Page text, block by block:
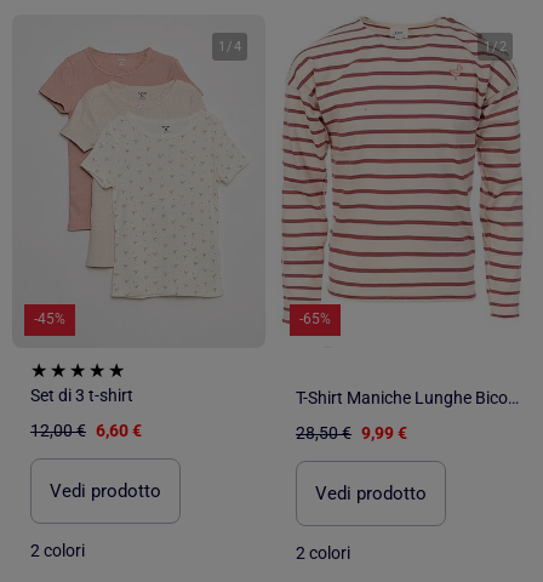
1 /4
-45%
Set di 3 t-shirt
12,00 € 6,60 €
Vedi prodotto
2 colori
1/ 2
-65%
T-Shirt Maniche Lunghe Bicolore per Ragazza con Stampa 'Elle est ou la mer Tuner'
28,50 € 9,99 €
Vedi prodotto
2 colori